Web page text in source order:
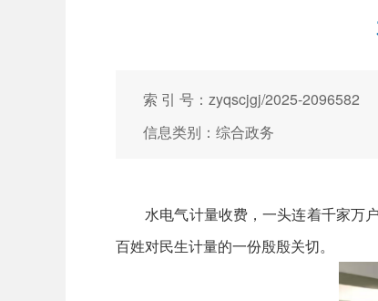
索 引 号：zyqscjgj/2025-2096582
信息类别：综合政务
水电气计量收费，一头连着千家万户
百姓对民生计量的一份殷殷关切。